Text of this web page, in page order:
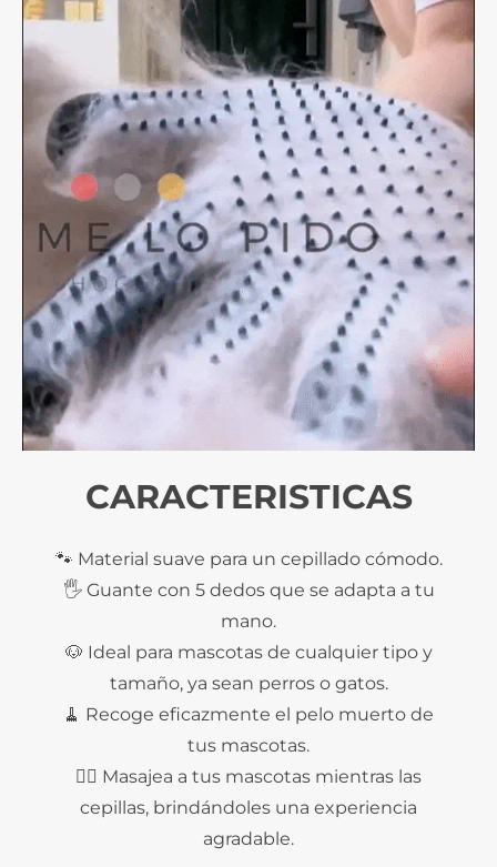
CARACTERISTICAS
🐾 Material suave para un cepillado cómodo.
🖐️ Guante con 5 dedos que se adapta a tu
mano.
🐶 Ideal para mascotas de cualquier tipo y
tamaño, ya sean perros o gatos.
🧹 Recoge eficazmente el pelo muerto de
tus mascotas.
💆‍♀️ Masajea a tus mascotas mientras las
cepillas, brindándoles una experiencia
agradable.